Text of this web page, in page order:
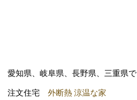
愛知県、岐阜県、長野県、三重県で
注文住宅 外断熱 涼温な家